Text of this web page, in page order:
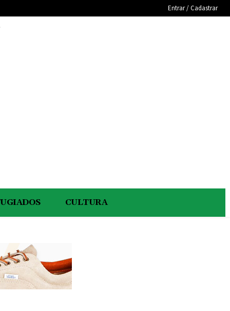
Entrar / Cadastrar
CULTURA